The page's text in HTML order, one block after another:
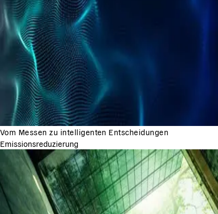
Vom Messen zu intelligenten Entscheidungen
Emissionsreduzierung